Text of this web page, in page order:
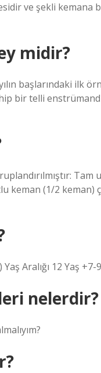
ve şekli
midir?
başlarındaki ilk
bir telli
keman (1/2
Aralığı 12 Yaş +7-
nelerdir?